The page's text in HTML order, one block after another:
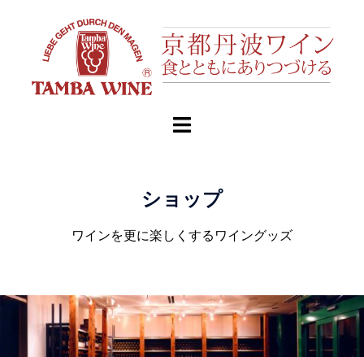
ショップ
ワインを更に楽しくするワイングッズ